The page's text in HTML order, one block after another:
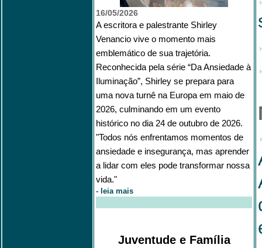
16/05/2026
A escritora e palestrante Shirley
Venancio vive o momento mais
emblemático de sua trajetória.
Reconhecida pela série “Da Ansiedade à
Iluminação”, Shirley se prepara para
uma nova turnê na Europa em maio de
2026, culminando em um evento
histórico no dia 24 de outubro de 2026.
"Todos nós enfrentamos momentos de
ansiedade e insegurança, mas aprender
a lidar com eles pode transformar nossa
vida."
- leia mais
Juventude e Família